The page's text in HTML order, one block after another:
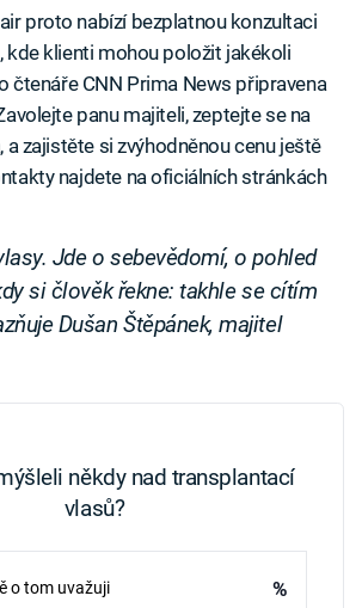
proto nabízí bezplatnou konzultaci
kde klienti mohou položit jakékoli
čtenáře CNN Prima News připravena
panu majiteli, zeptejte se na
a zajistěte si zvýhodněnou cenu ještě
najdete na oficiálních stránkách
Jde o sebevědomí, o pohled
si člověk řekne: takhle se cítím
Dušan Štěpánek, majitel
někdy nad transplantací
vlasů?
o tom uvažuji %